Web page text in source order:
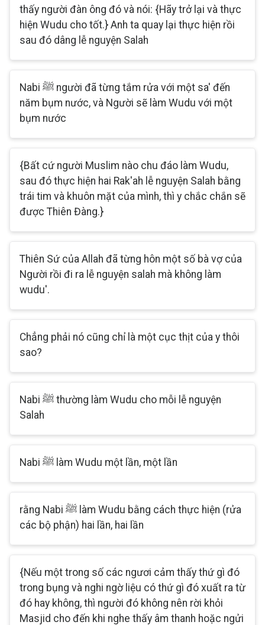
thấy người đàn ông đó và nói: {Hãy trở lại và thực
hiện Wudu cho tốt.} Anh ta quay lại thực hiện rồi
sau đó dâng lễ nguyện Salah
Nabi ﷺ người đã từng tắm rửa với một sa' đến
năm bụm nước, và Người sẽ làm Wudu với một
bụm nước
{Bất cứ người Muslim nào chu đáo làm Wudu,
sau đó thực hiện hai Rak'ah lễ nguyện Salah bằng
trái tim và khuôn mặt của mình, thì y chắc chắn sẽ
được Thiên Đàng.}
Thiên Sứ của Allah đã từng hôn một số bà vợ của
Người rồi đi ra lễ nguyện salah mà không làm
wudu'.
Chẳng phải nó cũng chỉ là một cục thịt của y thôi
sao?
Nabi ﷺ thường làm Wudu cho mỗi lễ nguyện
Salah
Nabi ﷺ làm Wudu một lần, một lần
rằng Nabi ﷺ làm Wudu bằng cách thực hiện (rửa
các bộ phận) hai lần, hai lần
{Nếu một trong số các ngươi cảm thấy thứ gì đó
trong bụng và nghi ngờ liệu có thứ gì đó xuất ra từ
đó hay không, thì người đó không nên rời khỏi
Masjid cho đến khi nghe thấy âm thanh hoặc ngửi